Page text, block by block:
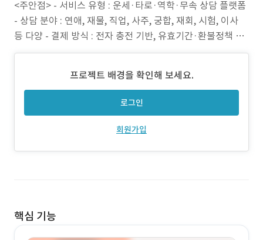
<주안점> - 서비스 유형 : 운세·타로·역학·무속 상담 플랫폼
- 상담 분야 : 연애, 재물, 직업, 사주, 궁합, 재회, 시험, 이사
등 다양 - 결제 방식 : 전자 충전 기반, 유효기간·환불정책 있
음 - 정책/약관 : 이용약관, 환불정책, 개인정보 처리방침 명
자 결제수단) 바탕으로 상담 이용. - 충전 후 1년간 유효, 무상
프로젝트 배경을 확인해 보세요.
로그인
회원가입
핵심 기능